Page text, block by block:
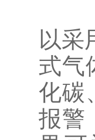
以采
式气
化碳
报警